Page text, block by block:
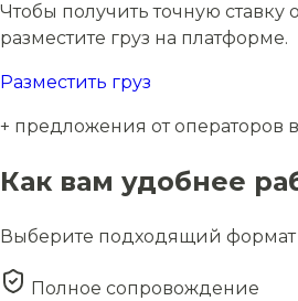
Чтобы получить точную ставку
разместите груз на платформе.
Разместить груз
+ предложения от операторов
Как вам удобнее
Выберите подходящий формат
Полное сопровождение